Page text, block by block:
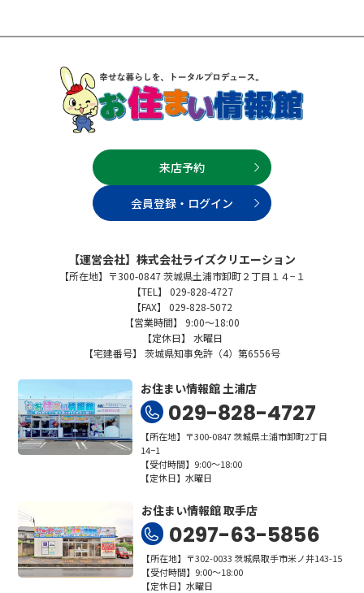
来店予約
会員登録・ログイン
【運営会社】株式会社ライズクリエーション
【所在地】〒300-0847 茨城県土浦市卸町２丁目１４−１
【TEL】 029-828-4727
【FAX】 029-828-5072
【営業時間】 9:00～18:00
【定休日】 水曜日
【宅建番号】 茨城県知事免許（4）第6556号
お住まい情報館 土浦店
029-828-4727
【所在地】〒300-0847 茨城県土浦市卸町2丁目
14−1
【受付時間】9:00～18:00
【定休日】水曜日
お住まい情報館 取手店
0297-63-5856
【所在地】〒302-0033 茨城県取手市米ノ井143-15
【受付時間】9:00～18:00
【定休日】水曜日